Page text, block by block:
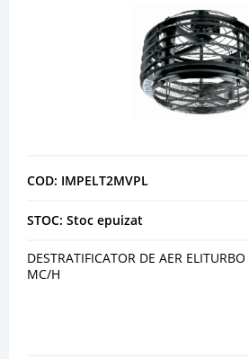
COD: IMPELT2MVPL
STOC: Stoc epuizat
DESTRATIFICATOR DE AER
MC/H